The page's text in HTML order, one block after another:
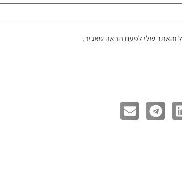
והאתר שלי לפעם הבאה שאגיב.